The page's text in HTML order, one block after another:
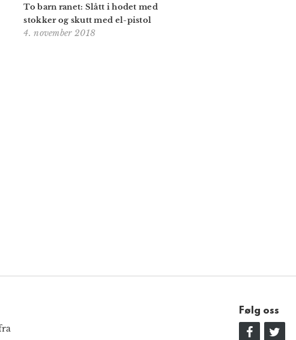
To barn ranet: Slått i hodet med
stokker og skutt med el-pistol
4. november 2018
Følg oss